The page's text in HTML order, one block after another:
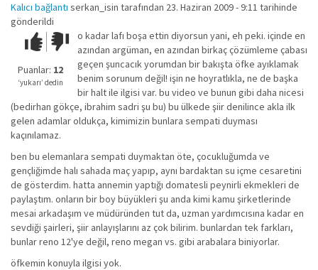
Kalıcı bağlantı serkan_isin tarafından 23. Haziran 2009 - 9:11 tarihinde
gönderildi
Çok iyi!O
kadar
iyi
değil!
Puanlar: 12
‘yukarı’ dedin
o kadar lafı boşa ettin diyorsun yani, eh peki. içinde en
azından argüman, en azından birkaç çözümleme çabası
geçen şuncacık yorumdan bir bakışta öfke ayıklamak
benim sorunum değil! işin ne hoyratlıkla, ne de başka
bir halt ile ilgisi var. bu video ve bunun gibi daha nicesi
(bedirhan gökçe, ibrahim sadri şu bu) bu ülkede şiir denilince akla ilk
gelen adamlar oldukça, kimimizin bunlara sempati duyması
kaçınılamaz.
ben bu elemanlara sempati duymaktan öte, çocukluğumda ve
gençliğimde halı sahada maç yapıp, aynı bardaktan su içme cesaretini
de gösterdim. hatta annemin yaptığı domatesli peynirli ekmekleri de
paylaştım. onların bir boy büyükleri şu anda kimi kamu şirketlerinde
mesai arkadaşım ve müdüründen tut da, uzman yardımcısına kadar en
sevdiği şairleri, şiir anlayışlarını az çok bilirim. bunlardan tek farkları,
bunlar reno 12'ye değil, reno megan vs. gibi arabalara biniyorlar.
öfkemin konuyla ilgisi yok.